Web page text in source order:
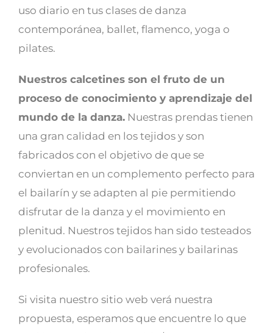
uso diario en tus clases de danza
contemporánea, ballet, flamenco, yoga o
pilates.
Nuestros calcetines son el fruto de un
proceso de conocimiento y aprendizaje del
mundo de la danza. Nuestras prendas tienen
una gran calidad en los tejidos y son
fabricados con el objetivo de que se
conviertan en un complemento perfecto para
el bailarín y se adapten al pie permitiendo
disfrutar de la danza y el movimiento en
plenitud. Nuestros tejidos han sido testeados
y evolucionados con bailarines y bailarinas
profesionales.
Si visita nuestro sitio web verá nuestra
propuesta, esperamos que encuentre lo que